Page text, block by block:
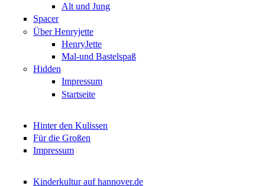
Alt und Jung
Spacer
Über Henryjette
HenryJette
Mal-und Bastelspaß
Hidden
Impressum
Startseite
Hinter den Kulissen
Für die Großen
Impressum
Kinderkultur auf hannover.de